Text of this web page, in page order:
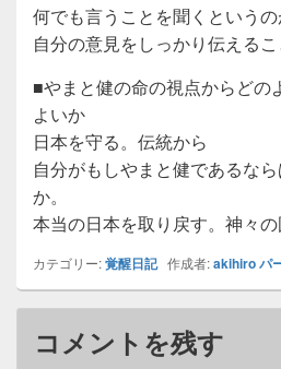
何でも言うことを聞くというの
自分の意見をしっかり伝えるこ
■やまと健の命の視点からどの
よいか
日本を守る。伝統から
自分がもしやまと健であるな
か。
本当の日本を取り戻す。神々の
カテゴリー:覚醒日記作成者:akihiroパ
コメントを残す